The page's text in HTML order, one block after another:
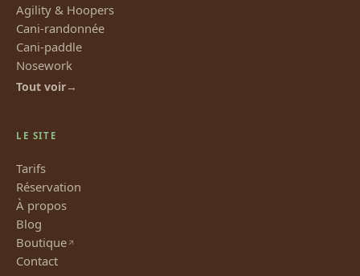
Agility & Hoopers
Cani-randonnée
Cani-paddle
Nosework
Tout voir
LE SITE
Tarifs
Réservation
À propos
Blog
Boutique
Contact